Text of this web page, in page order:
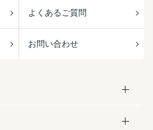
よくあるご質問
お問い合わせ